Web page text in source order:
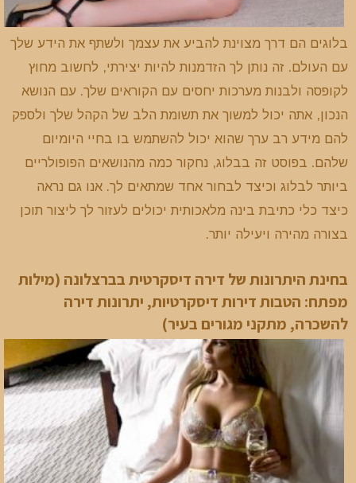
בלוגים הם דרך מצוינת להביע את עצמך ולשתף את הידע שלך
עם העולם. זה נותן לך הזדמנות להיות יצירתי, לחשוב מחוץ
לקופסה ולבנות מערכות יחסים עם הקוראים שלך. עם הנושא
הנכון, אתה יכול למשוך את תשומת הלב של הקהל שלך ולספק
להם מידע רב ערך שהוא יכול להשתמש בו בחיי היומיום
שלהם. בפוסט זה בבלוג, נחקור כמה מהנושאים הפופולריים
ביותר לבלוג וכיצד לבחור אחד שמתאים לך. אנו גם נראה
כיצד כלי כתיבת בינה מלאכותית יכולים לעזור לך ליצור תוכן
בצורה מהירה ויעילה יותר.
בחינת היתרונות של דירה דיסקרטית בברצלונה (מילות
מפתח: הטבות דירות דיסקרטיות, יתרונות דירה
להשכרה, מתקני מגורים בעיר)